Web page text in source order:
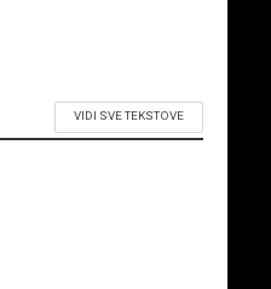
VIDI SVE TEKSTOVE